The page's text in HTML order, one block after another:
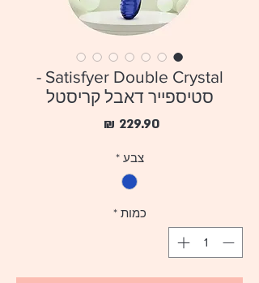
Satisfyer Double Crystal -
סטיספייר דאבל קריסטל
צבע *
כמות *